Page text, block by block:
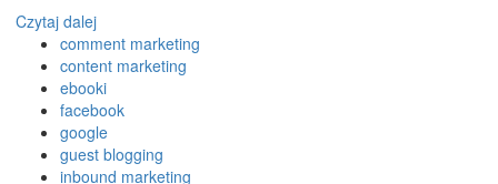
Czytaj dalej
comment marketing
content marketing
ebooki
facebook
google
guest blogging
inbound marketing